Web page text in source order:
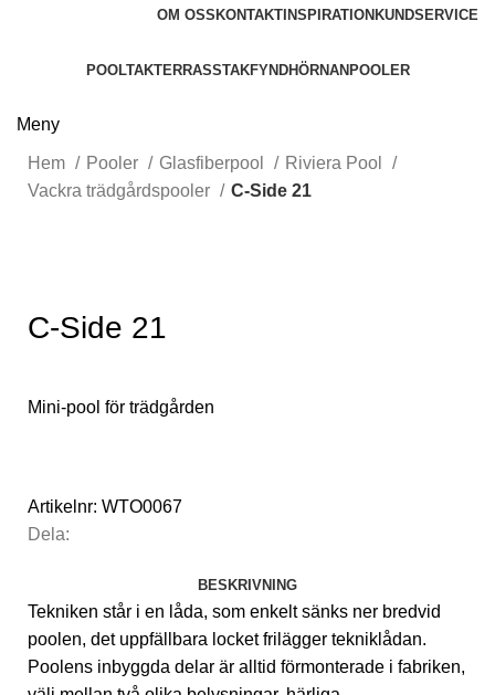
OM OSS KONTAKT INSPIRATION KUNDSERVICE
POOLTAKTERRASSTAKFYNDHÖRNAN POOLER
Meny
Hem Pooler Glasfiberpool
Riviera Pool
Vackra trädgårdspooler
C-Side 21
C-Side 21
Mini-pool för trädgården
Artikelnr: WTO0067
Dela:
BESKRIVNING
Tekniken står i en låda, som enkelt sänks ner bredvid
poolen, det uppfällbara locket frilägger tekniklådan.
Poolens inbyggda delar är alltid förmonterade i fabriken,